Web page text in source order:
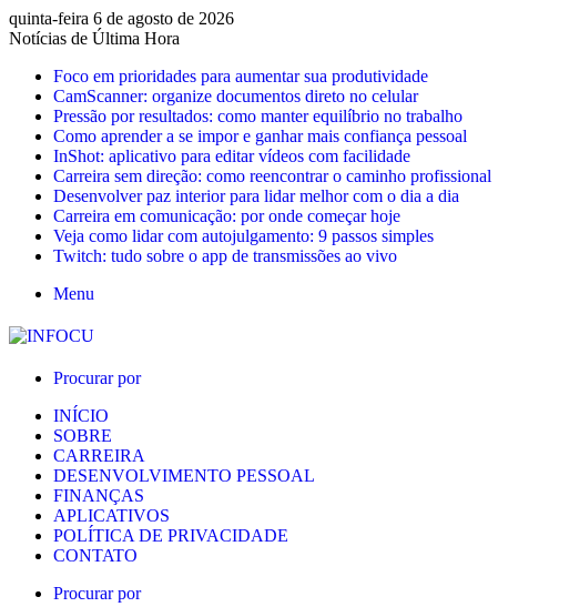
quinta-feira 6 de agosto de 2026
Notícias de Última Hora
Foco em prioridades para aumentar sua produtividade
CamScanner: organize documentos direto no celular
Pressão por resultados: como manter equilíbrio no trabalho
Como aprender a se impor e ganhar mais confiança pessoal
InShot: aplicativo para editar vídeos com facilidade
Carreira sem direção: como reencontrar o caminho profissional
Desenvolver paz interior para lidar melhor com o dia a dia
Carreira em comunicação: por onde começar hoje
Veja como lidar com autojulgamento: 9 passos simples
Twitch: tudo sobre o app de transmissões ao vivo
Menu
Procurar por
INÍCIO
SOBRE
CARREIRA
DESENVOLVIMENTO PESSOAL
FINANÇAS
APLICATIVOS
POLÍTICA DE PRIVACIDADE
CONTATO
Procurar por